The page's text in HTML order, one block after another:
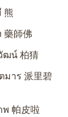
熊
藥師佛
ฒน์ 柏猜
มาร 派里碧
帕皮啦